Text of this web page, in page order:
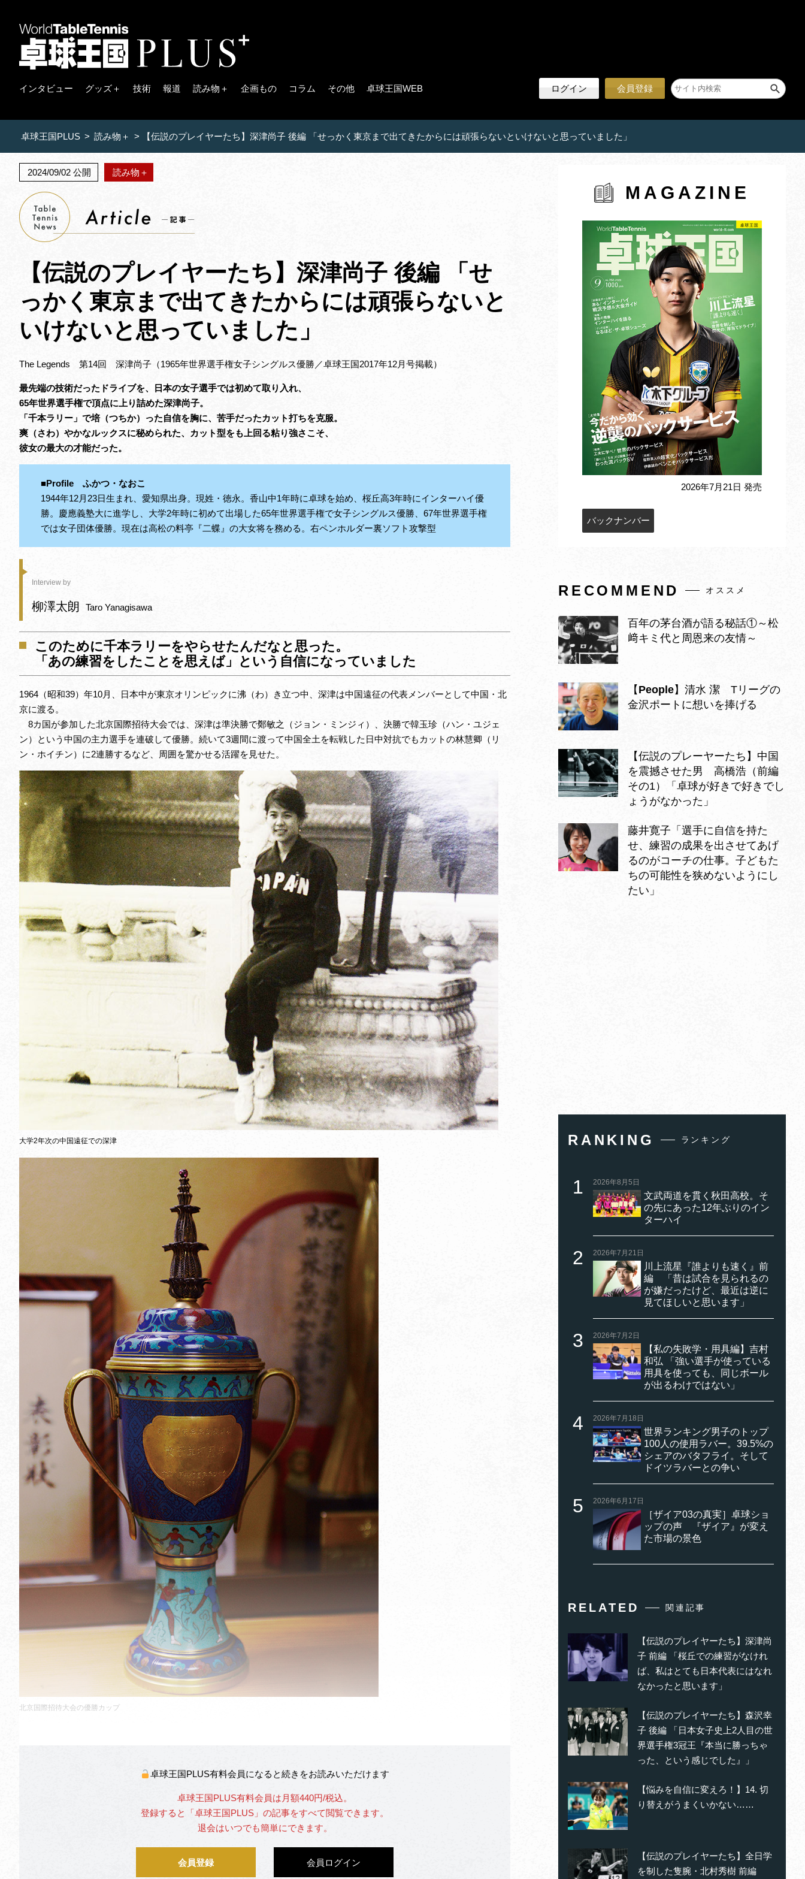
インタビュー グッズ＋ 技術 報道 読み物＋ 企画もの コラム その他 卓球王国WEB ログイン 会員登録
卓球王国PLUS > 読み物＋ > 【伝説のプレイヤーたち】深津尚子 後編 「せっかく東京まで出てきたからには頑張らないといけないと思っていました」
2024/09/02 公開 読み物＋
【伝説のプレイヤーたち】深津尚子 後編 「せ
っかく東京まで出てきたからには頑張らないと
いけないと思っていました」
The Legends 第14回 深津尚子（1965年世界選手権女子シングルス優勝／卓球王国2017年12月号掲載）
最先端の技術だったドライブを、日本の女子選手では初めて取り入れ、
65年世界選手権で頂点に上り詰めた深津尚子。
「千本ラリー」で培（つちか）った自信を胸に、苦手だったカット打ちを克服。
爽（さわ）やかなルックスに秘められた、カット型をも上回る粘り強さこそ、
彼女の最大の才能だった。
■Profile ふかつ・なおこ
1944年12月23日生まれ、愛知県出身。現姓・徳永。香山中1年時に卓球を始め、桜丘高3年時にインターハイ優
勝。慶應義塾大に進学し、大学2年時に初めて出場した65年世界選手権で女子シングルス優勝、67年世界選手権
では女子団体優勝。現在は高松の料亭『二蝶』の大女将を務める。右ペンホルダー裏ソフト攻撃型
Interview by
柳澤太朗 Taro Yanagisawa
このために千本ラリーをやらせたんだなと思った。
「あの練習をしたことを思えば」という自信になっていました
1964（昭和39）年10月、日本中が東京オリンピックに沸（わ）き立つ中、深津は中国遠征の代表メンバーとして中国・北
京に渡る。
8カ国が参加した北京国際招待大会では、深津は準決勝で鄭敏之（ジョン・ミンジィ）、決勝で韓玉珍（ハン・ユジェ
ン）という中国の主力選手を連破して優勝。続いて3週間に渡って中国全土を転戦した日中対抗でもカットの林慧卿（リ
ン・ホイチン）に2連勝するなど、周囲を驚かせる活躍を見せた。
大学2年次の中国遠征での深津
北京国際招待大会の優勝カップ
卓球王国PLUS有料会員になると続きをお読みいただけます
卓球王国PLUS有料会員は月額440円/税込。
登録すると「卓球王国PLUS」の記事をすべて閲覧できます。
退会はいつでも簡単にできます。
会員登録 会員ログイン
MAGAZINE
2026年7月21日 発売
バックナンバー
RECOMMEND オススメ
百年の茅台酒が語る秘話①～松
﨑キミ代と周恩来の友情～
【 People】清水 潔 Tリーグの
金沢ポートに想いを捧げる
【伝説のプレーヤーたち】中国
を震撼させた男 高橋浩（前編
その1）「卓球が好きで好きでし
ょうがなかった」
藤井寛子「選手に自信を持た
せ、練習の成果を出させてあげ
るのがコーチの仕事。子どもた
ちの可能性を狭めないようにし
たい」
RANKING ランキング
2026年8月5日
文武両道を貫く秋田高校。そ
の先にあった12年ぶりのイン
ターハイ
2026年7月21日
川上流星『誰よりも速く』前
編 「昔は試合を見られるの
が嫌だったけど、最近は逆に
見てほしいと思います」
2026年7月2日
【私の失敗学・用具編】吉村
和弘 「強い選手が使っている
用具を使っても、同じボール
が出るわけではない」
2026年7月18日
世界ランキング男子のトップ
100人の使用ラバー。39.5%の
シェアのバタフライ。そして
ドイツラバーとの争い
2026年6月17日
［ザイア03の真実］卓球ショ
ップの声 『ザイア』が変え
た市場の景色
RELATED 関連記事
【伝説のプレイヤーたち】深津尚
子 前編 「桜丘での練習がなけれ
ば、私はとても日本代表にはなれ
なかったと思います」
【伝説のプレイヤーたち】森沢幸
子 後編 「日本女子史上2人目の世
界選手権3冠王『本当に勝っちゃ
った、という感じでした』」
【悩みを自信に変えろ！】14. 切
り替えがうまくいかない……
【伝説のプレイヤーたち】全日学
を制した隻腕・北村秀樹 前編